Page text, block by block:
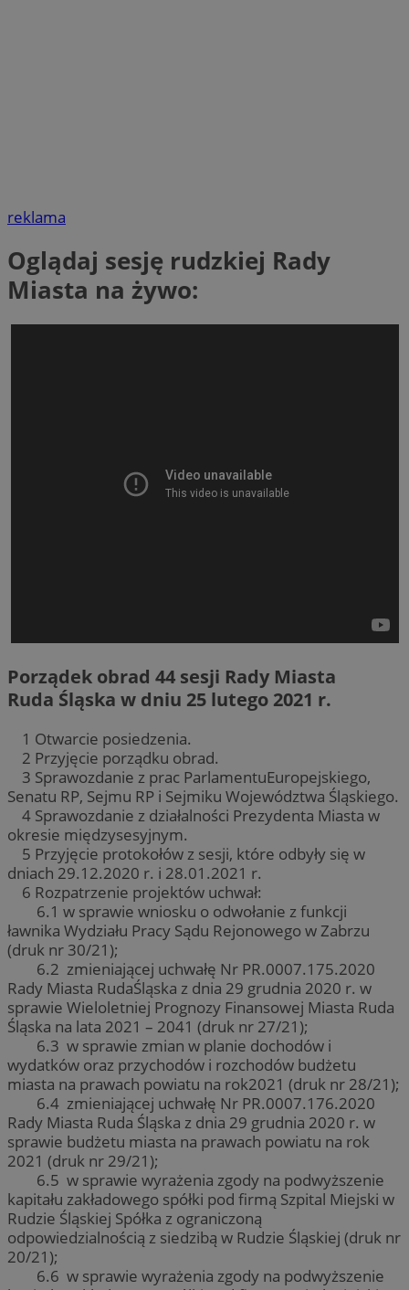
reklama
Oglądaj sesję rudzkiej Rady
Miasta na żywo:
Porządek obrad 44 sesji Rady Miasta
Ruda Śląska w dniu 25 lutego 2021 r.
1 Otwarcie posiedzenia.
2 Przyjęcie porządku obrad.
3 Sprawozdanie z prac ParlamentuEuropejskiego,
Senatu RP, Sejmu RP i Sejmiku Województwa Śląskiego.
4 Sprawozdanie z działalności Prezydenta Miasta w
okresie międzysesyjnym.
5 Przyjęcie protokołów z sesji, które odbyły się w
dniach 29.12.2020 r. i 28.01.2021 r.
6 Rozpatrzenie projektów uchwał:
6.1 w sprawie wniosku o odwołanie z funkcji
ławnika Wydziału Pracy Sądu Rejonowego w Zabrzu
(druk nr 30/21);
6.2 zmieniającej uchwałę Nr PR.0007.175.2020
Rady Miasta RudaŚląska z dnia 29 grudnia 2020 r. w
sprawie Wieloletniej Prognozy Finansowej Miasta Ruda
Śląska na lata 2021 – 2041 (druk nr 27/21);
6.3 w sprawie zmian w planie dochodów i
wydatków oraz przychodów i rozchodów budżetu
miasta na prawach powiatu na rok2021 (druk nr 28/21);
6.4 zmieniającej uchwałę Nr PR.0007.176.2020
Rady Miasta Ruda Śląska z dnia 29 grudnia 2020 r. w
sprawie budżetu miasta na prawach powiatu na rok
2021 (druk nr 29/21);
6.5 w sprawie wyrażenia zgody na podwyższenie
kapitału zakładowego spółki pod firmą Szpital Miejski w
Rudzie Śląskiej Spółka z ograniczoną
odpowiedzialnością z siedzibą w Rudzie Śląskiej (druk nr
20/21);
6.6 w sprawie wyrażenia zgody na podwyższenie